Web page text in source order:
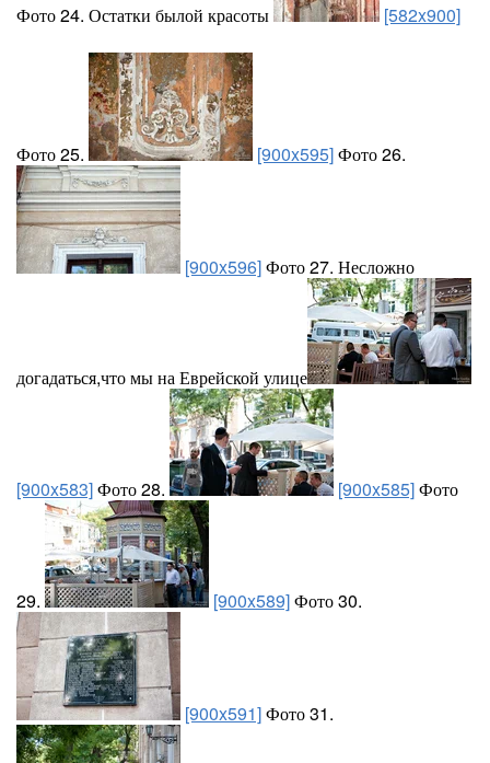
Фото 24. Остатки былой красоты [582x900]
Фото 25. [900x595]Фото 26.
[900x596]Фото 27. Несложно
догадаться,что мы на Еврейской улице
[900x583]Фото 28. [900x585]Фото
29. [900x589]Фото 30.
[900x591]Фото 31.